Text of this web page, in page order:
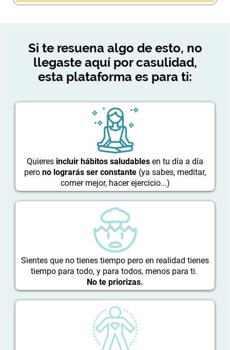
Si te resuena algo de esto, no
llegaste aquí por casulidad,
esta plataforma es para ti:
Quieres incluir hábitos saludables en tu día a día
pero no lograrás ser constante (ya sabes, meditar,
comer mejor, hacer ejercicio...)
Sientes que no tienes tiempo pero en realidad tienes
tiempo para todo, y para todos, menos para ti.
No te priorizas.